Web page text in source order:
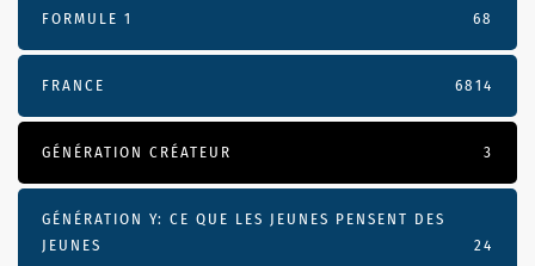
FORMULE 1 68
FRANCE 6814
GÉNÉRATION CRÉATEUR 3
GÉNÉRATION Y: CE QUE LES JEUNES PENSENT DES
JEUNES
24